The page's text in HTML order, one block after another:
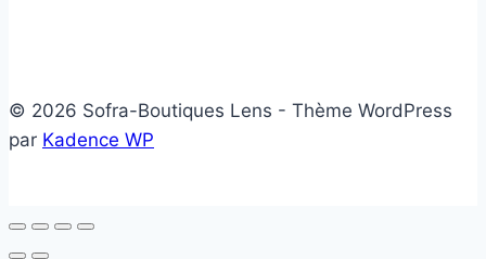
© 2026 Sofra-Boutiques Lens - Thème WordPress
par Kadence WP